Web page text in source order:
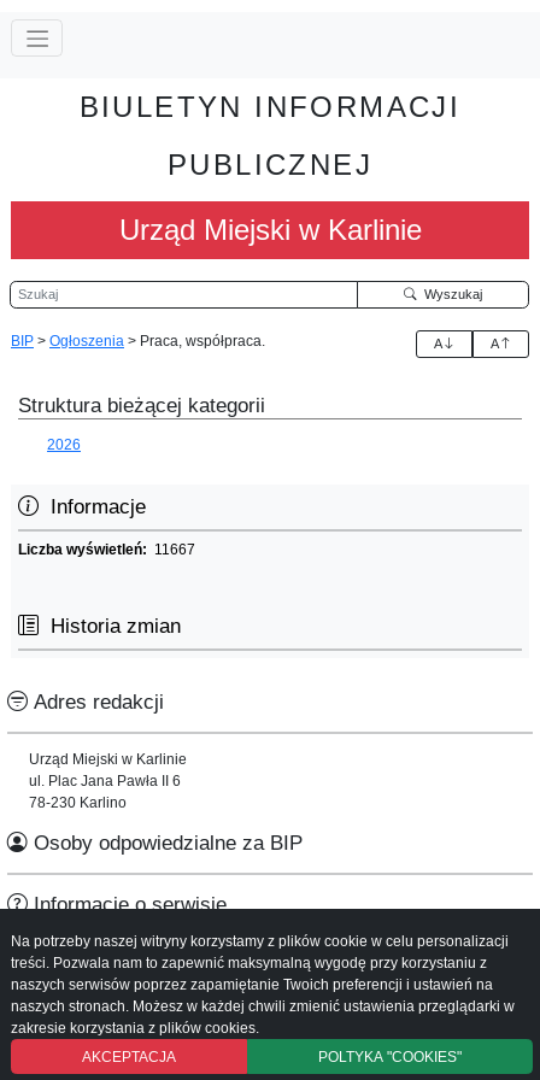
BIULETYN INFORMACJI
PUBLICZNEJ
Urząd Miejski w Karlinie
Szukaj Wyszukaj
BIP > Ogłoszenia > Praca, współpraca. A A
Struktura bieżącej kategorii
2026
Informacje
Liczba wyświetleń: 11667
Historia zmian
Adres redakcji
Urząd Miejski w Karlinie
ul. Plac Jana Pawła II 6
78-230 Karlino
Osoby odpowiedzialne za BIP
Informacje o serwisie
Mapa serwisu
Instrukcja obsługi
Na potrzeby naszej witryny korzystamy z plików cookie w celu personalizacji
treści. Pozwala nam to zapewnić maksymalną wygodę przy korzystaniu z
naszych serwisów poprzez zapamiętanie Twoich preferencji i ustawień na
naszych stronach. Możesz w każdej chwili zmienić ustawienia przeglądarki w
zakresie korzystania z plików cookies.
AKCEPTACJA
POLTYKA "COOKIES"